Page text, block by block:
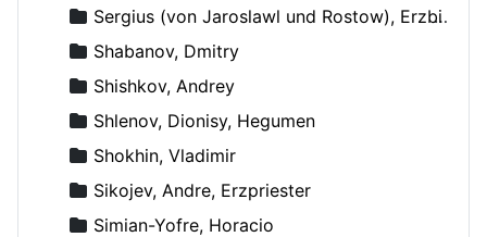
Sergius (von Jaroslawl und Rostow), Erzbischof
Shabanov, Dmitry
Shishkov, Andrey
Shlenov, Dionisy, Hegumen
Shokhin, Vladimir
Sikojev, Andre, Erzpriester
Simian-Yofre, Horacio